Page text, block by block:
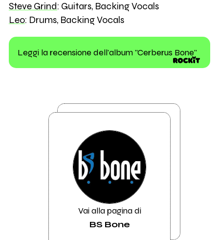
Steve Grind: Guitars, Backing Vocals
Leo: Drums, Backing Vocals
Leggi la recensione dell'album "Cerberus Bone"
Vai alla pagina di
BS Bone